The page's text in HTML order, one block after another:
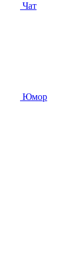
Чат
Юмор